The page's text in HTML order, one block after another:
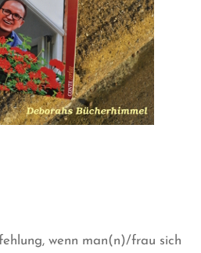
wenn man(n)/frau sich